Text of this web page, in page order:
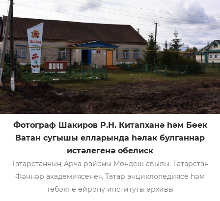
Фотограф Шакиров Р.Н. Китапханә һәм Бөек
Ватан сугышы елларында һәлак булганнар
истәлегенә обелиск
Татарстанның Арча районы Мөндеш авылы. Татарстан
Фәннәр академиясенең Татар энциклопедиясе һәм
төбәкне өйрәнү институты архивы